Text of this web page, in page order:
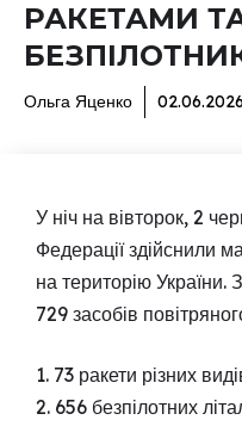
РАКЕТАМИ
Ольга Яценко 02.06.2026
У ніч на вівторок, 2
Федерації здійснили
на територію України.
729 засобів
1. 73 ракети різних
2. 656 безпілотних